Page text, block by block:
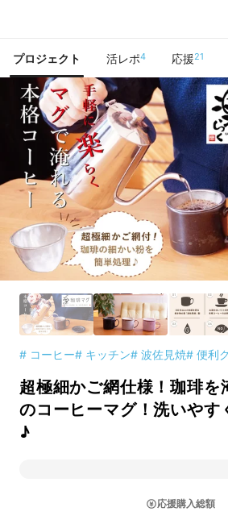
プロジェクト 活レポ4 応援21
# コーヒー# キッチン# 波佐見焼# 便利
超極細かご網仕様！珈琲を
のコーヒーマグ！洗いやす
♪
応援購入総額